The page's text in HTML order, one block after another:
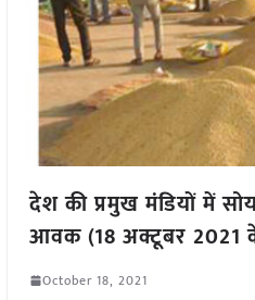
देश की प्रमुख मंडियों में
आवक (18 अक्टूबर 2021
October 18, 2021